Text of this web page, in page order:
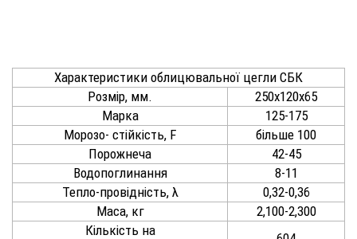
Характеристики облицювальної цегли СБК
Розмір, мм.
250х120х65
Марка
125-175
Морозо- стійкість, F
більше 100
Порожнеча
42-45
Водопоглинання
8-11
Тепло-провідність, λ
0,32-0,36
Маса, кг
2,100-2,300
Кількість на